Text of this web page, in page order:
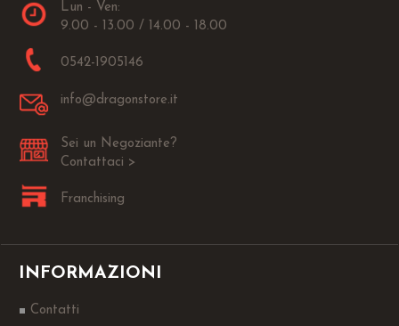
Lun - Ven:
9.00 - 13.00 / 14.00 - 18.00
0542-1905146
info@dragonstore.it
Sei un Negoziante?
Contattaci >
Franchising
INFORMAZIONI
Contatti